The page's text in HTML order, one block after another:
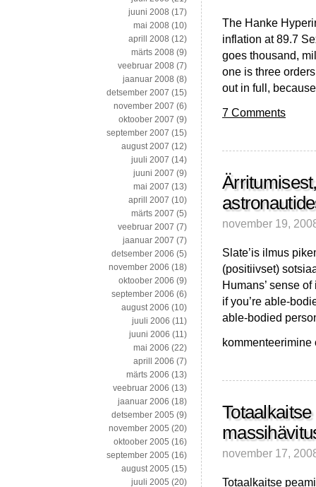
The Hanke
inflation at 89.7
goes thousand,
one is three
out in full,
7 Comments
november 19,
Slate’is ilmus
(positiivset)
Humans’ sense
if you’re able-
able-bodied
Ärritumisest,
astronautidest
fruktoosist
november 17,
Totaalkaitse
juuni 2008 (17)
mai 2008 (10)
aprill 2008 (12)
märts 2008 (9)
veebruar 2008 (7)
jaanuar 2008 (8)
detsember 2007 (15)
november 2007 (6)
oktoober 2007 (9)
september 2007 (15)
august 2007 (12)
juuli 2007 (14)
juuni 2007 (9)
mai 2007 (13)
aprill 2007 (10)
märts 2007 (5)
veebruar 2007 (7)
jaanuar 2007 (7)
detsember 2006 (5)
november 2006 (18)
oktoober 2006 (9)
september 2006 (6)
august 2006 (10)
juuli 2006 (11)
juuni 2006 (11)
mai 2006 (22)
aprill 2006 (7)
märts 2006 (13)
veebruar 2006 (13)
jaanuar 2006 (18)
detsember 2005 (9)
november 2005 (20)
oktoober 2005 (16)
september 2005 (16)
august 2005 (15)
juuli 2005 (20)